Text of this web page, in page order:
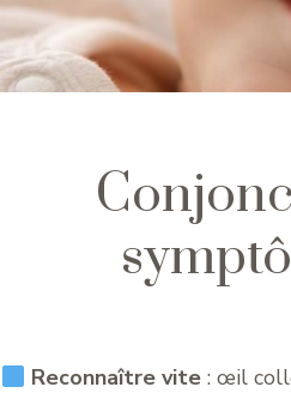
Reconnaître vite : œil